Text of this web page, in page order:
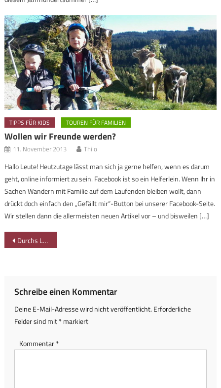
TIPPS FÜR KIDS TOUREN FÜR FAMILIEN
Wollen wir Freunde werden?
11. November 2013 Thilo
Hallo Leute! Heutzutage lässt man sich ja gerne helfen, wenn es darum
geht, online informiert zu sein. Facebook ist so ein Helferlein. Wenn Ihr in
Sachen Wandern mit Familie auf dem Laufenden bleiben wollt, dann
drückt doch einfach den „Gefällt mir“-Button bei unserer Facebook-Seite.
Wir stellen dann die allermeisten neuen Artikel vor – und bisweilen […]
Beitragsnavigation
Durchs Löwental zum Staffelberg – dem Berg der Franken
Schreibe einen Kommentar
Deine E-Mail-Adresse wird nicht veröffentlicht. Erforderliche
Felder sind mit*markiert
Kommentar*